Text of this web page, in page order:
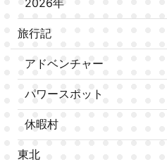
2026年
旅行記
アドベンチャー
パワースポット
休暇村
東北